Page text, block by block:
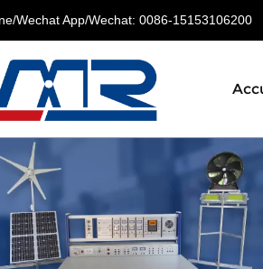
Wechat App/Wechat: 0086-15153106200